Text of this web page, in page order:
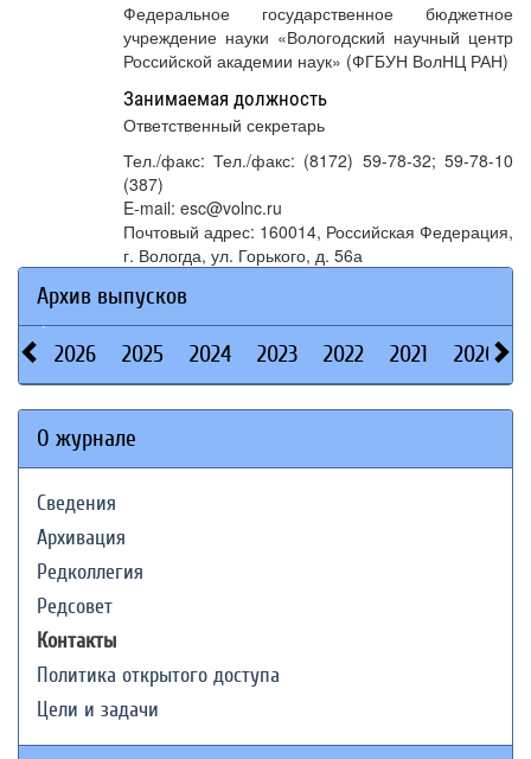
Федеральное государственное бюджетное
учреждение науки «Вологодский научный центр
Российской академии наук» (ФГБУН ВолНЦ РАН)
Занимаемая должность
Ответственный секретарь
Тел./факс: Тел./факс: (8172) 59-78-32; 59-78-10
(387)
E-mail: esc@volnc.ru
Почтовый адрес: 160014, Российская Федерация,
г. Вологда, ул. Горького, д. 56а
Архив выпусков
2026 2025 2024 2023 2022 2021 2020
О журнале
Сведения
Архивация
Редколлегия
Редсовет
Контакты
Политика открытого доступа
Цели и задачи